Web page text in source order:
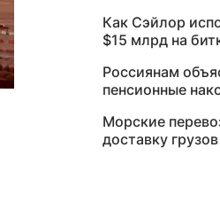
Как Сэйлор
$15 млрд на
Россиянам
пенсионные
Морские
доставку